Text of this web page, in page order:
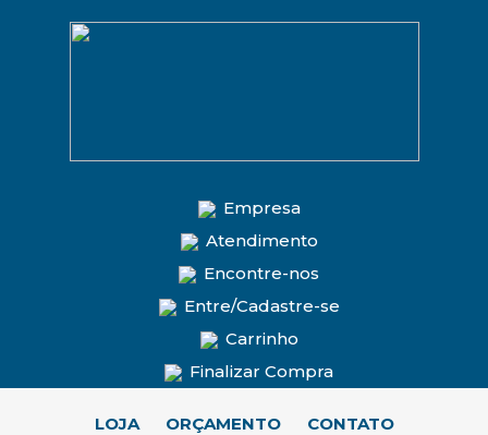
Empresa
Atendimento
Encontre-nos
Entre/Cadastre-se
Carrinho
Finalizar Compra
LOJA ORÇAMENTO CONTATO